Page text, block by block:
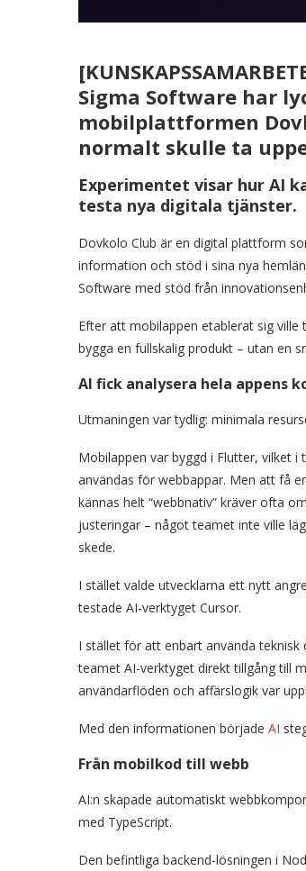
Sigma Software har
mobilplattformen
normalt skulle ta
Experimentet visar hur AI
testa nya digitala tjänster.
Dovkolo Club är en digital plattform
information och stöd i sina nya
Software med stöd från
Efter att mobilappen etablerat sig
bygga en fullskalig produkt – utan en
AI fick analysera hela appens
Utmaningen var tydlig: minimala
Mobilappen var byggd i Flutter, vilket i
användas för webbappar. Men att få
kännas helt “webbnativ” kräver ofta
justeringar – något teamet inte ville
skede.
I stället valde utvecklarna ett nytt
testade AI-verktyget Cursor.
I stället för att enbart använda teknisk
teamet AI-verktyget direkt tillgång till
användarflöden och affärslogik var
Med den informationen började AI
Från mobilkod till webb
AI:n skapade automatiskt
med TypeScript.
Den befintliga backend-lösningen i